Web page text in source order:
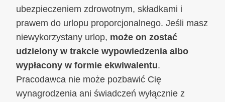
ubezpieczeniem zdrowotnym, składkami i
prawem do urlopu proporcjonalnego. Jeśli masz
niewykorzystany urlop, może on zostać
udzielony w trakcie wypowiedzenia albo
wypłacony w formie ekwiwalentu.
Pracodawca nie może pozbawić Cię
wynagrodzenia ani świadczeń wyłącznie z